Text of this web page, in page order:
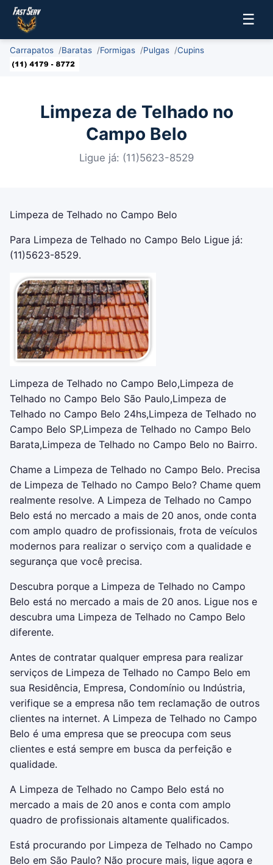
☰
Carrapatos Baratas Formigas Pulgas Cupins
Limpeza de Telhado no
Campo Belo
Ligue já: (11)5623-8529
Limpeza de Telhado no Campo Belo
Para Limpeza de Telhado no Campo Belo Ligue já:
(11)5623-8529.
Limpeza de Telhado no Campo Belo,Limpeza de
Telhado no Campo Belo São Paulo,Limpeza de
Telhado no Campo Belo 24hs,Limpeza de Telhado no
Campo Belo SP,Limpeza de Telhado no Campo Belo
Barata,Limpeza de Telhado no Campo Belo no Bairro.
Chame a Limpeza de Telhado no Campo Belo. Precisa
de Limpeza de Telhado no Campo Belo? Chame quem
realmente resolve. A Limpeza de Telhado no Campo
Belo está no mercado a mais de 20 anos, onde conta
com amplo quadro de profissionais, frota de veículos
modernos para realizar o serviço com a qualidade e
segurança que você precisa.
Descubra porque a Limpeza de Telhado no Campo
Belo está no mercado a mais de 20 anos. Ligue nos e
descubra uma Limpeza de Telhado no Campo Belo
diferente.
Antes de contratar qualquer empresa para realizar
serviços de Limpeza de Telhado no Campo Belo em
sua Residência, Empresa, Condomínio ou Indústria,
verifique se a empresa não tem reclamação de outros
clientes na internet. A Limpeza de Telhado no Campo
Belo é uma empresa que se preocupa com seus
clientes e está sempre em busca da perfeição e
qualidade.
A Limpeza de Telhado no Campo Belo está no
mercado a mais de 20 anos e conta com amplo
quadro de profissionais altamente qualificados.
Está procurando por Limpeza de Telhado no Campo
Belo em São Paulo? Não procure mais, ligue agora e